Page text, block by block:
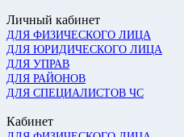
Личный кабинет
ДЛЯ ФИЗИЧЕСКОГО ЛИЦА
ДЛЯ ЮРИДИЧЕСКОГО ЛИЦА
ДЛЯ УПРАВ
ДЛЯ РАЙОНОВ
ДЛЯ СПЕЦИАЛИСТОВ ЧС
Кабинет